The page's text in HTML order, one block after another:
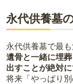
永代供養墓
永代供養墓で最も
遺骨と一緒に埋
出すことが絶対
将来「やっぱり